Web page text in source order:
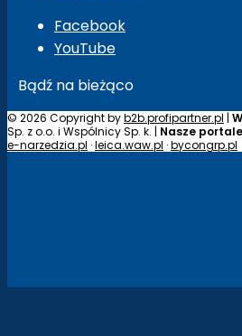
Facebook
YouTube
Bądź na bieżąco
© 2026 Copyright byb2b.profipartner.pl |
Sp. z o.o. i Wspólnicy Sp. k. | Nasze portale
e-narzedzia.pl ·leica.waw.pl ·bycongrp.pl